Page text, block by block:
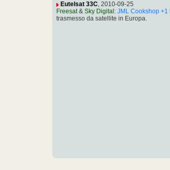
Eutelsat 33C, 2010-09-25
Freesat& Sky Digital : JML Cookshop +1
trasmesso da satellite in Europa.